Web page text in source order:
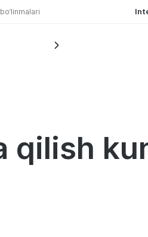
qilish